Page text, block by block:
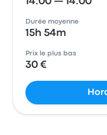
Durée moyenne
15h 54m
Prix le plus bas
30 €